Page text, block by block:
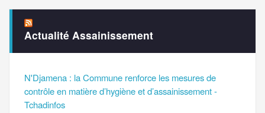
Actualité Assainissement
N'Djamena : la Commune renforce les mesures de
contrôle en matière d’hygiène et d’assainissement -
Tchadinfos